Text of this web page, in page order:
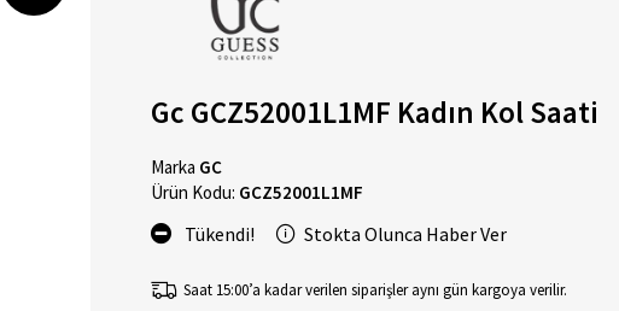
Gc GCZ52001L1MF Kadın Kol Saati
Marka GC
Ürün Kodu: GCZ52001L1MF
Tükendi! Stokta Olunca Haber Ver
Saat 15:00’a kadar verilen siparişler aynı gün kargoya verilir.